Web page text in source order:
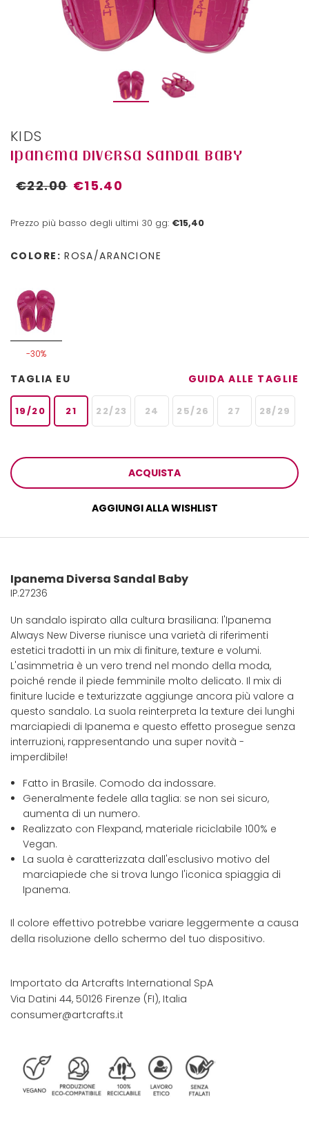
KIDS
IPANEMA DIVERSA SANDAL BABY
€22.00 €15.40
Prezzo più basso degli ultimi 30 gg: €15,40
COLORE: ROSA/ARANCIONE
-30%
TAGLIA EU GUIDA ALLE TAGLIE
19/20 21 22/23 24 25/26 27 28/29
ACQUISTA
AGGIUNGI ALLA WISHLIST
Ipanema Diversa Sandal Baby
IP.27236
Un sandalo ispirato alla cultura brasiliana: l'Ipanema
Always New Diverse riunisce una varietà di riferimenti
estetici tradotti in un mix di finiture, texture e volumi.
L'asimmetria è un vero trend nel mondo della moda,
poiché rende il piede femminile molto delicato. Il mix di
finiture lucide e texturizzate aggiunge ancora più valore a
questo sandalo. La suola reinterpreta la texture dei lunghi
marciapiedi di Ipanema e questo effetto prosegue senza
interruzioni, rappresentando una super novità -
imperdibile!
Fatto in Brasile. Comodo da indossare.
Generalmente fedele alla taglia: se non sei sicuro,
aumenta di un numero.
Realizzato con Flexpand, materiale riciclabile 100% e
Vegan.
La suola è caratterizzata dall'esclusivo motivo del
marciapiede che si trova lungo l'iconica spiaggia di
Ipanema.
Il colore effettivo potrebbe variare leggermente a causa
della risoluzione dello schermo del tuo dispositivo.
Importato da Artcrafts International SpA
Via Datini 44, 50126 Firenze (FI), Italia
consumer@artcrafts.it